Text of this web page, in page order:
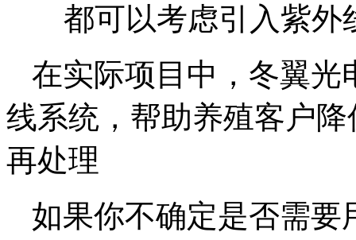
都可以考虑引入紫外
在实际项目中，冬翼光
线系统，帮助养殖客户
再处理
如果你不确定是否需要